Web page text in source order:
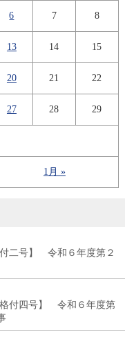
1月 »
6 7 8
13 14 15
20 21 22
27 28 29
付二号】 令和６年度第２
格付四号】 令和６年度第